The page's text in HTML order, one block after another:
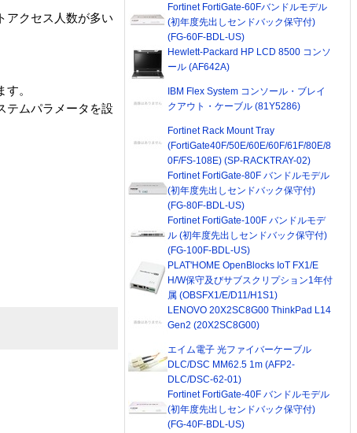
アクセス人数が多い
。
テムパラメータを設
Fortinet FortiGate-60Fバンドルモデル
(初年度先出しセンドバック保守付)
(FG-60F-BDL-US)
Hewlett-Packard HP LCD 8500 コンソ
ール (AF642A)
IBM Flex System コンソール・ブレイ
クアウト・ケーブル (81Y5286)
Fortinet Rack Mount Tray
(FortiGate40F/50E/60E/60F/61F/80E/8
0F/FS-108E) (SP-RACKTRAY-02)
Fortinet FortiGate-80F バンドルモデル
(初年度先出しセンドバック保守付)
(FG-80F-BDL-US)
Fortinet FortiGate-100F バンドルモデ
ル (初年度先出しセンドバック保守付)
(FG-100F-BDL-US)
PLAT'HOME OpenBlocks IoT FX1/E
H/W保守及びサブスクリプション1年付
属 (OBSFX1/E/D11/H1S1)
LENOVO 20X2SC8G00 ThinkPad L14
Gen2 (20X2SC8G00)
エイム電子 光ファイバーケーブル
DLC/DSC MM62.5 1m (AFP2-
DLC/DSC-62-01)
Fortinet FortiGate-40F バンドルモデル
(初年度先出しセンドバック保守付)
(FG-40F-BDL-US)